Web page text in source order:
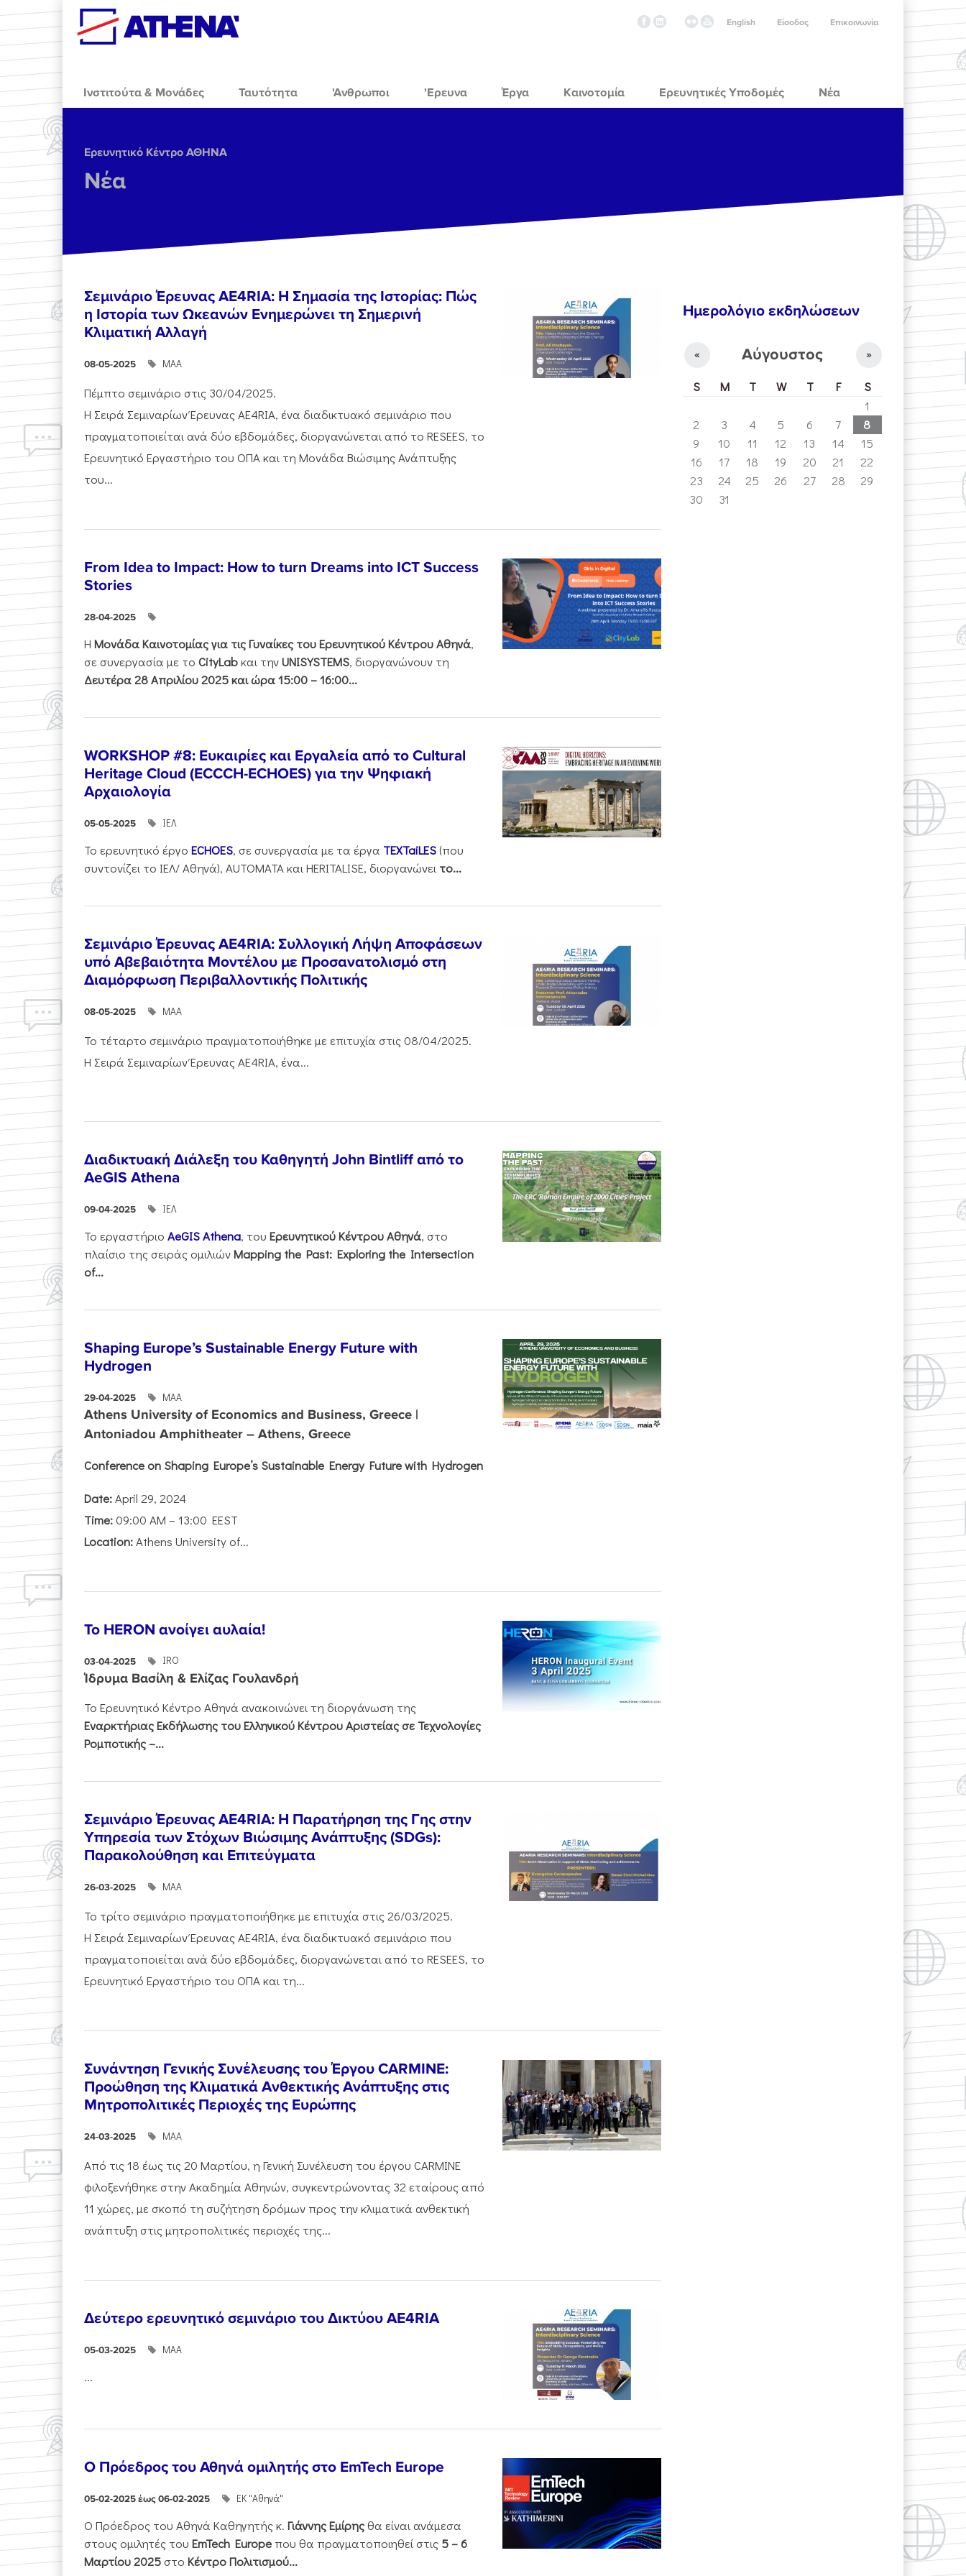
Skip to main content
Επικοινωνία
Είσοδος
English
Ινστιτούτα & Μονάδες Ταυτότητα 'Ανθρωποι 'Ερευνα Έργα Καινοτομία Ερευνητικές Υποδομές Νέα
Ερευνητικό Κέντρο ΑΘΗΝΑ
Νέα
Σεμινάριο Έρευνας AE4RIA: Η Σημασία της Ιστορίας: Πώς
η Ιστορία των Ωκεανών Ενημερώνει τη Σημερινή
Κλιματική Αλλαγή
08-05-2025 ΜΑΑ
Πέμπτο σεμινάριο στις 30/04/2025.
Η Σειρά Σεμιναρίων Έρευνας AE4RIA, ένα διαδικτυακό σεμινάριο που
πραγματοποιείται ανά δύο εβδομάδες, διοργανώνεται από το RESEES, το
Ερευνητικό Εργαστήριο του ΟΠΑ και τη Μονάδα Βιώσιμης Ανάπτυξης
του...
From Idea to Impact: How to turn Dreams into ICT Success
Stories
28-04-2025
Η Μονάδα Καινοτομίας για τις Γυναίκες του Ερευνητικού Κέντρου Αθηνά,
σε συνεργασία με το CityLabκαι τηνUNISYSTEMS, διοργανώνουν τη
Δευτέρα 28 Απριλίου 2025 και ώρα 15:00 – 16:00...
WORKSHOP #8: Ευκαιρίες και Εργαλεία από το Cultural
Heritage Cloud (ECCCH-ECHOES) για την Ψηφιακή
Αρχαιολογία
05-05-2025 ΙΕΛ
Το ερευνητικό έργο ECHOES, σε συνεργασία με τα έργα TEXTaiLES(που
συντονίζει το ΙΕΛ/ Αθηνά), AUTOMATA και HERITALISE, διοργανώνει το...
Σεμινάριο Έρευνας AE4RIA: Συλλογική Λήψη Αποφάσεων
υπό Αβεβαιότητα Μοντέλου με Προσανατολισμό στη
Διαμόρφωση Περιβαλλοντικής Πολιτικής
08-05-2025 ΜΑΑ
Το τέταρτο σεμινάριο πραγματοποιήθηκε με επιτυχία στις 08/04/2025.
Η Σειρά Σεμιναρίων Έρευνας AE4RIA, ένα...
Διαδικτυακή Διάλεξη του Καθηγητή John Bintliff από το
AeGIS Athena
09-04-2025 ΙΕΛ
Το εργαστήριο AeGIS Athena, του ΕρευνητικούΚέντρουΑθηνά, στο
πλαίσιο της σειράς ομιλιώνMapping the Past: Exploring the Intersection
of...
Shaping Europe’s Sustainable Energy Future with
Hydrogen
29-04-2025 ΜΑΑ
Athens University of Economics and Business, Greece |
Antoniadou Amphitheater – Athens, Greece
Conference on Shaping Europe’s Sustainable Energy Future with Hydrogen
Date:April 29, 2024
Time:09:00 AM – 13:00 EEST
Location:Athens University of...
To HERON ανοίγει αυλαία!
03-04-2025 IRO
Ίδρυμα Βασίλη & Ελίζας Γουλανδρή
Το Ερευνητικό Κέντρο Αθηνά ανακοινώνει τη διοργάνωση της
Εναρκτήριας Εκδήλωσης του Ελληνικού Κέντρου Αριστείας σε Τεχνολογίες
Ρομποτικής –...
Σεμινάριο Έρευνας AE4RIA: Η Παρατήρηση της Γης στην
Υπηρεσία των Στόχων Βιώσιμης Ανάπτυξης (SDGs):
Παρακολούθηση και Επιτεύγματα
26-03-2025 ΜΑΑ
Το τρίτο σεμινάριο πραγματοποιήθηκε με επιτυχία στις 26/03/2025.
Η Σειρά Σεμιναρίων Έρευνας AE4RIA, ένα διαδικτυακό σεμινάριο που
πραγματοποιείται ανά δύο εβδομάδες, διοργανώνεται από το RESEES, το
Ερευνητικό Εργαστήριο του ΟΠΑ και τη...
Συνάντηση Γενικής Συνέλευσης του Έργου CARMINE:
Προώθηση της Κλιματικά Ανθεκτικής Ανάπτυξης στις
Μητροπολιτικές Περιοχές της Ευρώπης
24-03-2025 ΜΑΑ
Από τις 18 έως τις 20 Μαρτίου, η Γενική Συνέλευση του έργου CARMINE
φιλοξενήθηκε στην Ακαδημία Αθηνών, συγκεντρώνοντας 32 εταίρους από
11 χώρες, με σκοπό τη συζήτηση δρόμων προς την κλιματικά ανθεκτική
ανάπτυξη στις μητροπολιτικές περιοχές της...
Δεύτερο ερευνητικό σεμινάριο του Δικτύου AE4RIA
05-03-2025 ΜΑΑ
...
O Πρόεδρος του Αθηνά ομιλητής στο EmTech Europe
05-02-2025 έως 06-02-2025 ΕΚ "Αθηνά"
Ο Πρόεδρος του Αθηνά Καθηγητής κ. Γιάννης Εμίρηςθα είναι ανάμεσα
στους ομιλητές του EmTech Europe που θα πραγματοποιηθεί στις 5 – 6
Μαρτίου 2025 στο Κέντρο Πολιτισμού...
Ημερολόγιο εκδηλώσεων
Αύγουστος
« »
S M T W T F
S
1
2
3 4 5 6 7
8
9
10 11 12 13 14
15
16
17 18 19 20 21
22
23
24 25 26 27 28
29
30
31